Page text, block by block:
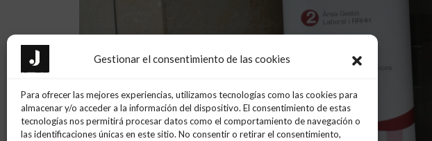
Gestionar el consentimiento de las cookies
Para ofrecer las mejores experiencias, utilizamos tecnologías como las cookies para
almacenar y/o acceder a la información del dispositivo. El consentimiento de estas
tecnologías nos permitirá procesar datos como el comportamiento de navegación o
las identificaciones únicas en este sitio. No consentir o retirar el consentimiento,